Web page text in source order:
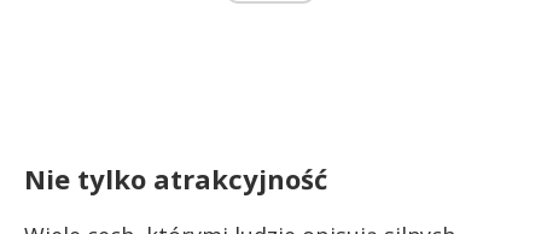
Nie tylko atrakcyjność